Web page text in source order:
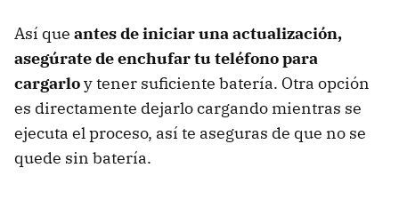
Así que antes de iniciar una actualización,
asegúrate de enchufar tu teléfono para
cargarloy tener suficiente batería. Otra opción
es directamente dejarlo cargando mientras se
ejecuta el proceso, así te aseguras de que no se
quede sin batería.